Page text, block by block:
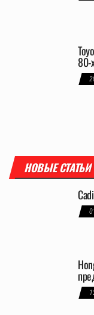
80-
НОВЫЕ СТАТЬИ